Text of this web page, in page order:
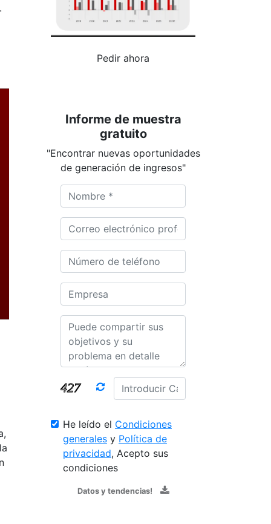
Pedir ahora
Informe de muestra
gratuito
"Encontrar nuevas oportunidades
de generación de ingresos"
He leído el Condiciones
generales y Política de
privacidad, Acepto sus
condiciones
Datos y tendencias!